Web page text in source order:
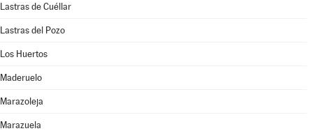
Lastras de Cuéllar
Lastras del Pozo
Los Huertos
Maderuelo
Marazoleja
Marazuela